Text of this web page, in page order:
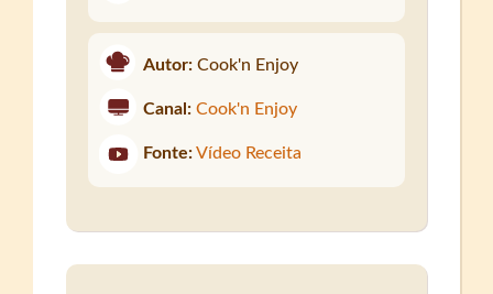
Autor: Cook'n Enjoy
Canal: Cook'n Enjoy
Fonte: Vídeo Receita